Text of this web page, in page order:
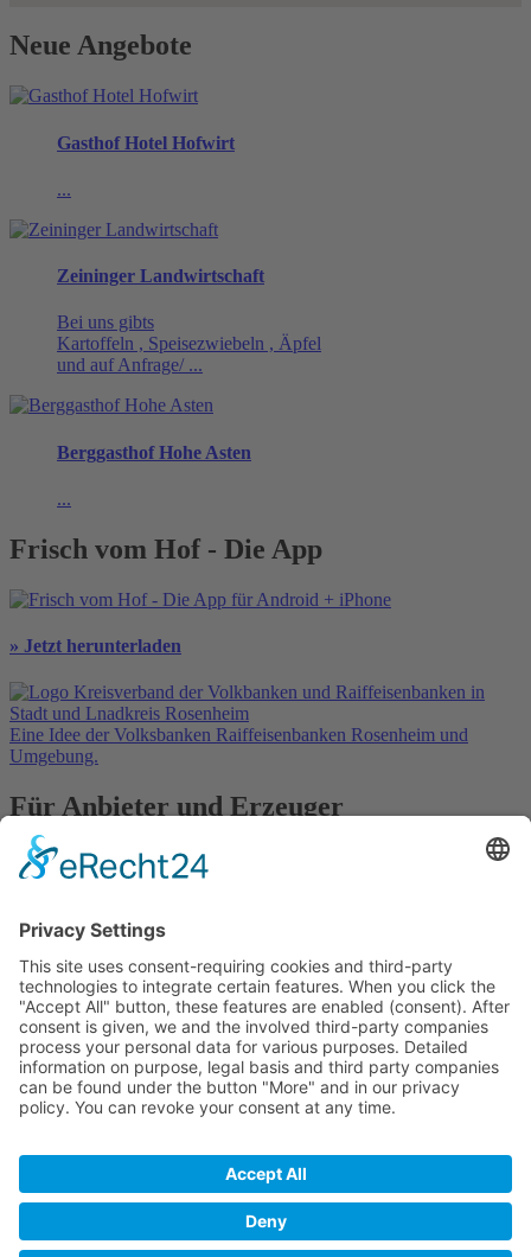
Neue Angebote
Gasthof Hotel Hofwirt
...
Zeininger Landwirtschaft
Bei uns gibts
Kartoffeln , Speisezwiebeln , Äpfel
und auf Anfrage/ ...
Berggasthof Hohe Asten
...
Frisch vom Hof - Die App
» Jetzt herunterladen
Eine Idee der Volksbanken Raiffeisenbanken Rosenheim und
Umgebung.
Für Anbieter und Erzeuger
» Ihre Werbung
In Kooperation mit
Kontakt
Registrieren
Ihre Werbung bei Frisch vom Hof
Frisch vom Hof - Die App